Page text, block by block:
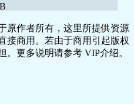
章写作，各大写作平台
教视频脚本创作者
原作者所有，这里所提供资源
接商用。若由于商用引起版权
更多说明请参考 VIP介绍。